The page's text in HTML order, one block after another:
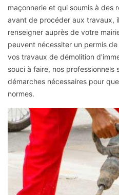
maçonnerie et qui soumis à des
avant de procéder aux travaux,
renseigner auprès de votre
peuvent nécessiter un permis
vos travaux de démolition
souci à faire, nos
démarches nécessaires pour
normes.